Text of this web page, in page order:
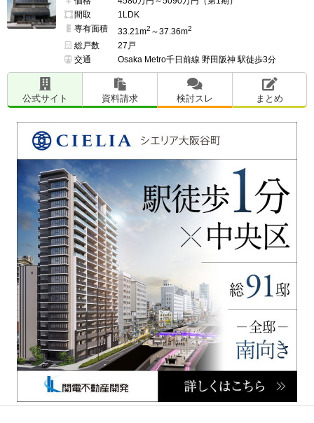
間取
1LDK
専有面積
33.21m2 ～37.36m2
総戸数
27戸
交通
Osaka Metro千日前線 野田阪神 駅徒歩3分
公式サイト 資料請求 検討スレ まとめ